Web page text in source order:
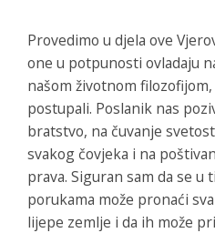
Provedimo u djela ove
one u potpunosti ovladaju
našom životnom
postupali. Poslanik nas
bratstvo, na čuvanje
svakog čovjeka i na
prava. Siguran sam da se u
porukama može pronaći
lijepe zemlje i da ih može